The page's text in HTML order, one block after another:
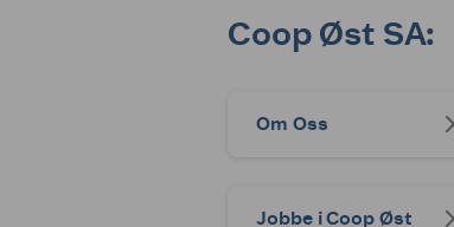
Coop Øst SA:
Om Oss
Jobbe i Coop Øst